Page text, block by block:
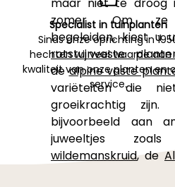
maar niet te droog
zomer. Om
begeleiden, kiest u
rotstuinvaste
dealpine vaste
variëteiten die
groeikrachtig zijn.
bijvoorbeeld aan
juweeltjes
wildemanskruid, de
Specialist in tuinplanten
Sinds onze oprichting in
hechten wij veel waarde aan
kwaliteit van onze planten en
service.